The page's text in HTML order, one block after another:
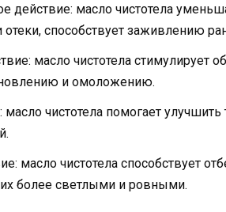
действие: масло чистотела
отеки, способствует заживлению
масло чистотела стимулирует
и омоложению.
чистотела помогает улучшить
масло чистотела способствует
более светлыми и ровными.